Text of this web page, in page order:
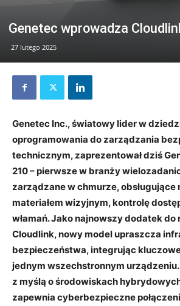
Genetec wprowadza
27 lutego 2025
Genetec Inc., światowy lider w
oprogramowania do zarządzania
technicznym, zaprezentował dziś
210 – pierwsze w branży
zarządzane w chmurze, obsługujące
materiałem wizyjnym, kontrolę
włamań. Jako najnowszy dodatek
Cloudlink, nowy model upraszcza
bezpieczeństwa, integrując
jednym wszechstronnym
z myślą o środowiskach
zapewnia cyberbezpieczne